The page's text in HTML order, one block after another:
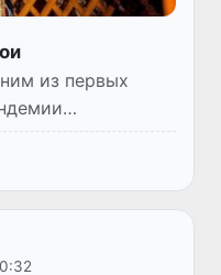
из первых
приостановил
оказавшись в
потери. Д...